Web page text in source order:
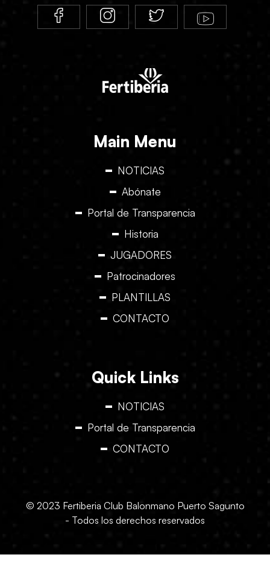
Main Menu
NOTICIAS
Abónate
Portal de Transparencia
Historia
JUGADORES
Patrocinadores
PLANTILLAS
CONTACTO
Quick Links
NOTICIAS
Portal de Transparencia
CONTACTO
© 2023 Fertiberia Club Balonmano Puerto Sagunto
- Todos los derechos reservados